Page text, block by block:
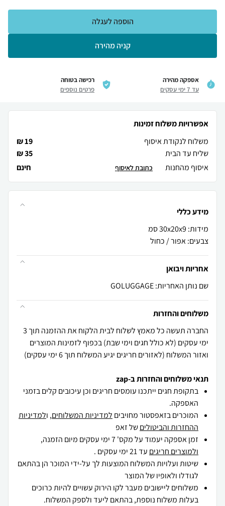
קניה מהירה
הוספה לעגלה
אספקה מהירה
עד 7 ימי עסקים
רכישה בטוחה
פרטים נוספים
אפשרויות משלוח זמינות
משלוח לנקודת איסוף
19 ₪
שליח עד הבית
35 ₪
איסוף מהחנות
חינם כתובת לאיסוף
מידע כללי
צבעים: אפור / כחול
אחריות ויבואן
שם נותן האחריות: GOLUGGAGE
משלוחים והחזרות
החברה תעשה כל מאמץ לשלוח לבית הלקוח את ההזמנה תוך 3
ימי עסקים (לא כולל חגים וימי שבת) בכפוף לזמינות המוצרים
ואזור המשלוח (לאזורים חריגים יגיע המשלוח תוך 6 ימי עסקים)
תנאי משלוחים והחזרות ב-zap
בתקופת חגים ייתכנו עומסים חריגים וכן עיכובים קלים בזמני
האספקה.
המוכרים בזאפסטור מחויבים למדיניות המשלוחים, ולמדיניות
ההחזרות והביטוליםשל זאפ
זמן אספקה יעמוד על מקס' 7 ימי עסקים מיום הזמנה,
ולמוצרים חריגים עד 21 ימי עסקים .
שיטות ועלויות המשלוח המוצעות לך על-ידי המוכר הן בהתאם
לגודלו ולאופיו של המוצר
משלוחים ליישובים מעבר לקו הירוק עשויים להיות כרוכים
בעלות משלוח נוספת, בהתאם ליעד ולספק המשלוח.